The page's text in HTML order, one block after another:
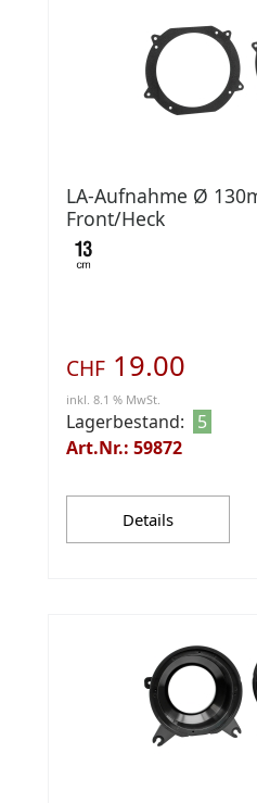
LA-Aufnahme Ø
Front/Heck
CHF 19.00
inkl. 8.1 % MwSt.
Lagerbestand:
5
Art.Nr.: 59872
Details